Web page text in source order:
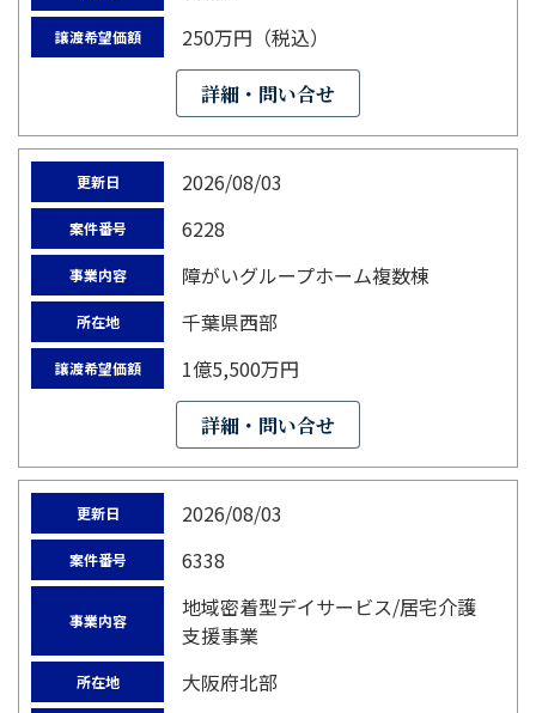
譲渡希望価額 250万円（税込）
詳細・問い合せ
更新日 2026/08/03
案件番号 6228
事業内容 障がいグループホーム複数棟
所在地 千葉県西部
譲渡希望価額 1億5,500万円
詳細・問い合せ
更新日 2026/08/03
案件番号 6338
事業内容
地域密着型デイサービス/居宅介護
支援事業
所在地 大阪府北部